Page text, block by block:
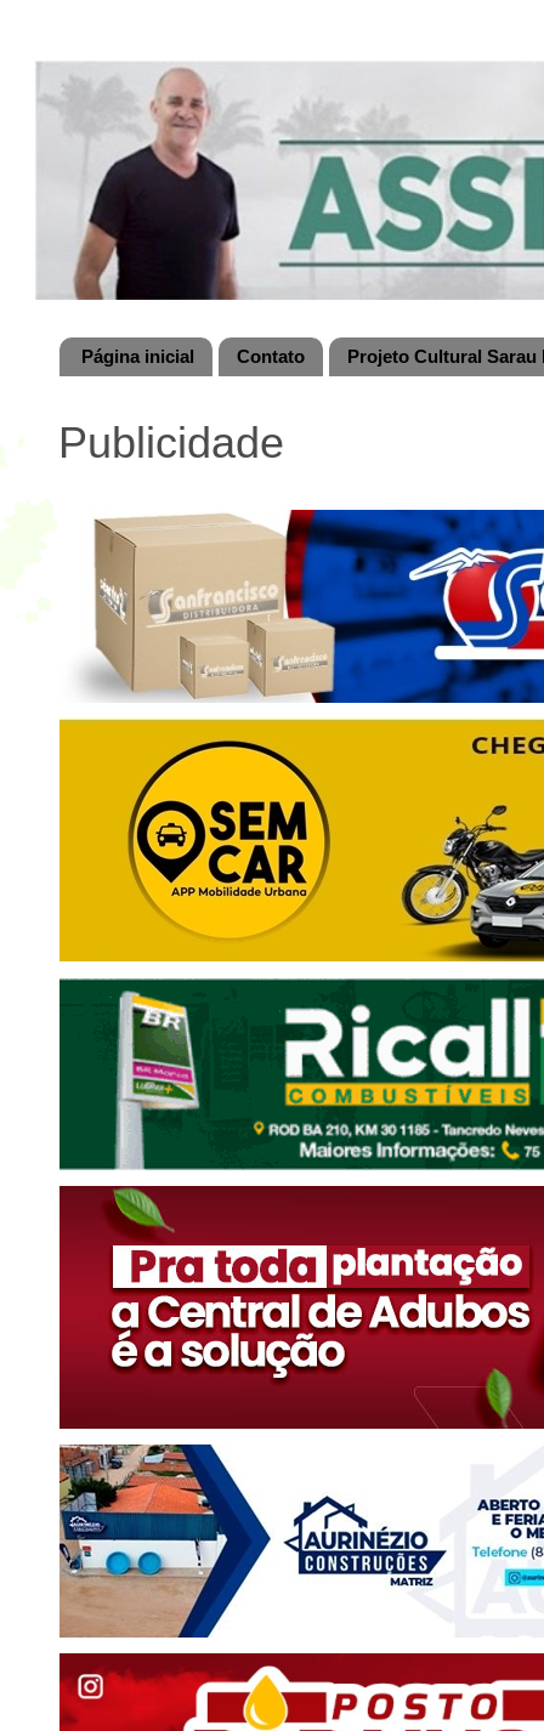
Página inicial Contato Projeto Cultural
Publicidade